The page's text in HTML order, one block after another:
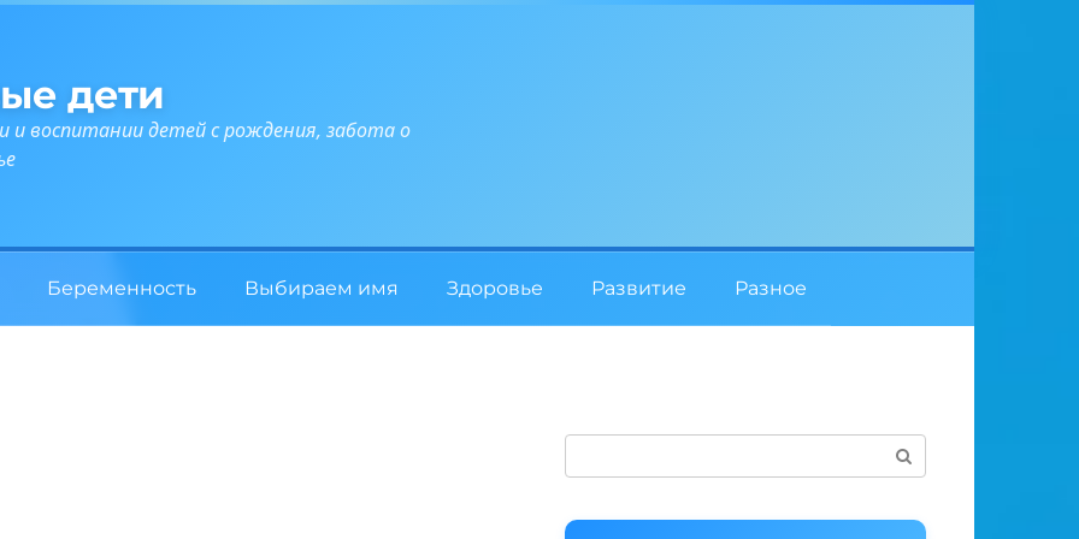
дети
и воспитании детей с рождения, забота о
Беременность Выбираем имя Здоровье Развитие Разное